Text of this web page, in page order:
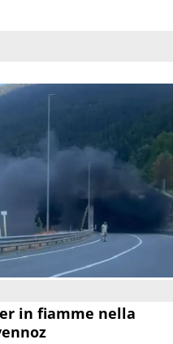
in fiamme nella